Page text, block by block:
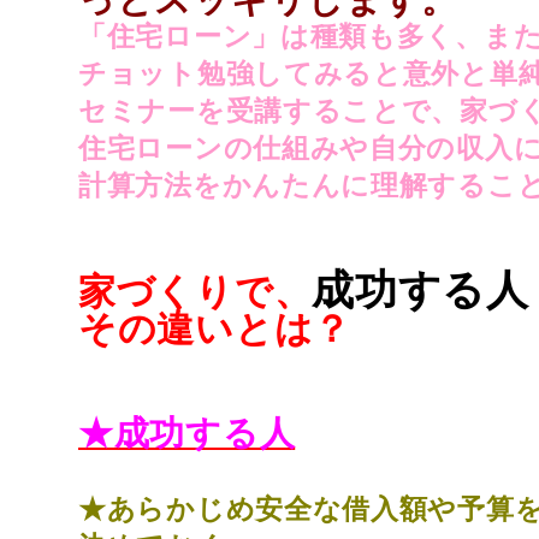
「住宅ローン」は種類も多く、ま
チョット勉強してみると意外と単
セミナーを受講することで、家づ
住宅ローンの仕組みや自分の収入
計算方法をかんたんに理解するこ
家づくりで、 成功する
その違いとは？
★成功する人
★あらかじめ安全な借入額や予算